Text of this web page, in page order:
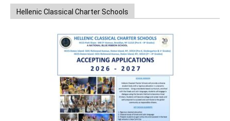
Hellenic Classical Charter Schools